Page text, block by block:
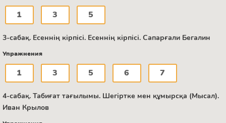
1 3 5
3-сабақ. Есеннің кірпісі. Есеннің кірпісі. Сапарғали Бегалин
Упражнения
1 3 5 6 7
4-сабақ. Табиғат тағылымы. Шегіртке мен құмырсқа (Мысал).
Иван Крылов